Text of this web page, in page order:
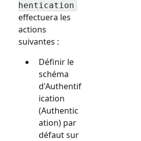
hentication
effectuera les
actions
suivantes :
Définir le
schéma
d'Authentif
ication
(Authentic
ation) par
défaut sur